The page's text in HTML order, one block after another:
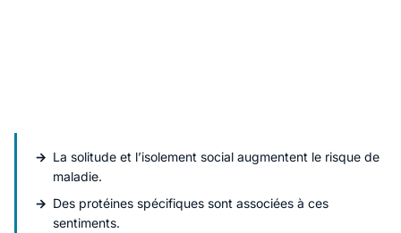
La solitude et l’isolement social augmentent le risque de
maladie.
Des protéines spécifiques sont associées à ces
sentiments.